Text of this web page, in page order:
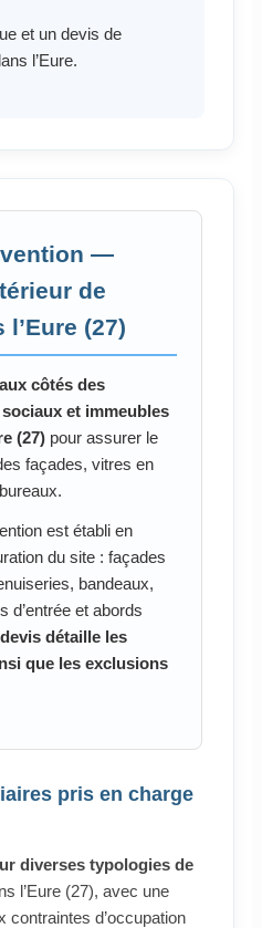
et un devis de
l’Eure.
—
de
(27)
côtés des
et immeubles
(27)pour assurer le
façades, vitres en
est établi en
du site : façades
bandeaux,
d’entrée et abords
détaille les
que les exclusions
pris en charge
diverses typologies de
l’Eure (27), avec une
contraintes d’occupation